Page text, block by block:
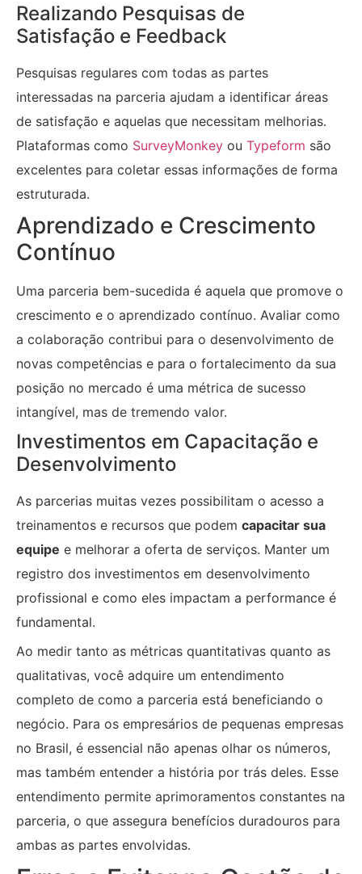
Realizando Pesquisas de
Satisfação e Feedback
Pesquisas regulares com todas as partes
interessadas na parceria ajudam a identificar áreas
de satisfação e aquelas que necessitam melhorias.
Plataformas como SurveyMonkey ou Typeform são
excelentes para coletar essas informações de forma
estruturada.
Aprendizado e Crescimento
Contínuo
Uma parceria bem-sucedida é aquela que promove o
crescimento e o aprendizado contínuo. Avaliar como
a colaboração contribui para o desenvolvimento de
novas competências e para o fortalecimento da sua
posição no mercado é uma métrica de sucesso
intangível, mas de tremendo valor.
Investimentos em Capacitação e
Desenvolvimento
As parcerias muitas vezes possibilitam o acesso a
treinamentos e recursos que podem capacitar sua
equipe e melhorar a oferta de serviços. Manter um
registro dos investimentos em desenvolvimento
profissional e como eles impactam a performance é
fundamental.
Ao medir tanto as métricas quantitativas quanto as
qualitativas, você adquire um entendimento
completo de como a parceria está beneficiando o
negócio. Para os empresários de pequenas empresas
no Brasil, é essencial não apenas olhar os números,
mas também entender a história por trás deles. Esse
entendimento permite aprimoramentos constantes na
parceria, o que assegura benefícios duradouros para
ambas as partes envolvidas.